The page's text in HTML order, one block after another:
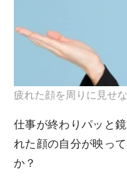
疲れた顔を周りに見せ
仕事が終わりパッと
れた顔の自分が映っ
か？